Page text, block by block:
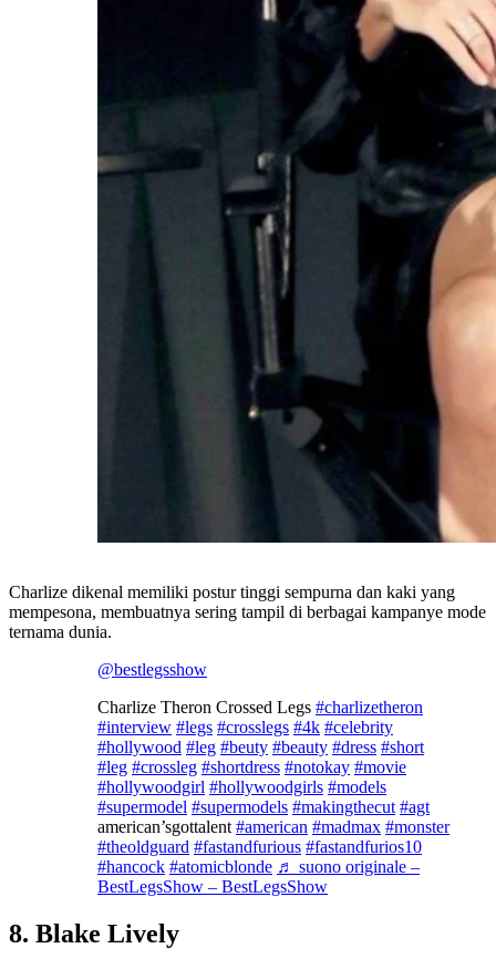
Charlize dikenal memiliki postur tinggi sempurna dan kaki yang
mempesona, membuatnya sering tampil di berbagai kampanye mode
ternama dunia.
@bestlegsshow
Charlize Theron Crossed Legs #charlizetheron
#interview #legs #crosslegs #4k #celebrity
#hollywood #leg #beuty #beauty #dress #short
#leg #crossleg #shortdress #notokay #movie
#hollywoodgirl #hollywoodgirls #models
#supermodel #supermodels #makingthecut #agt
american’sgottalent#american #madmax #monster
#theoldguard #fastandfurious #fastandfurios10
#hancock #atomicblonde ♬ suono originale –
BestLegsShow – BestLegsShow
8. Blake Lively